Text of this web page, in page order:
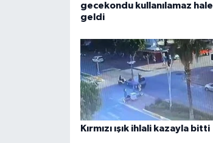
gecekondu kullanılamaz hale
geldi
Kırmızı ışık ihlali kazayla bitti